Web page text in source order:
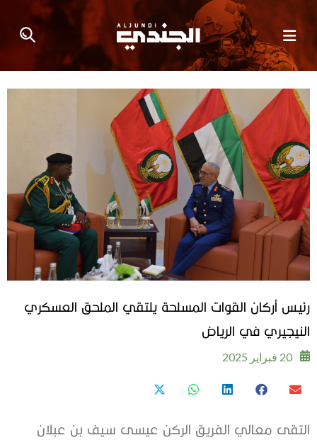
رئيس أركان القوات المسلحة يلتقي الملحق العسكري
النيجيري في الرياض
20 فبراير 2025
التقى معالي الفريق الركن عيسى سيف بن عبلان